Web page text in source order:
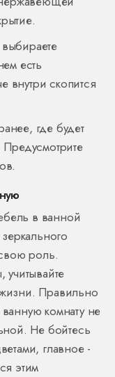
есть
внутри скопится
где будет
в ванной
роль.
учитывайте
Правильно
комнату не
Не бойтесь
главное -
этим